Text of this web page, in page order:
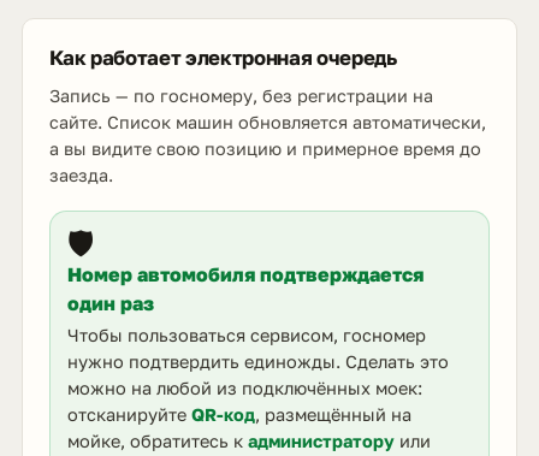
Как работает электронная очередь
Запись — по госномеру, без регистрации на
сайте. Список машин обновляется автоматически,
а вы видите свою позицию и примерное время до
заезда.
🛡️
Номер автомобиля подтверждается
один раз
Чтобы пользоваться сервисом, госномер
нужно подтвердить единожды. Сделать это
можно на любой из подключённых моек:
отсканируйте QR-код, размещённый на
мойке, обратитесь к администраторуили